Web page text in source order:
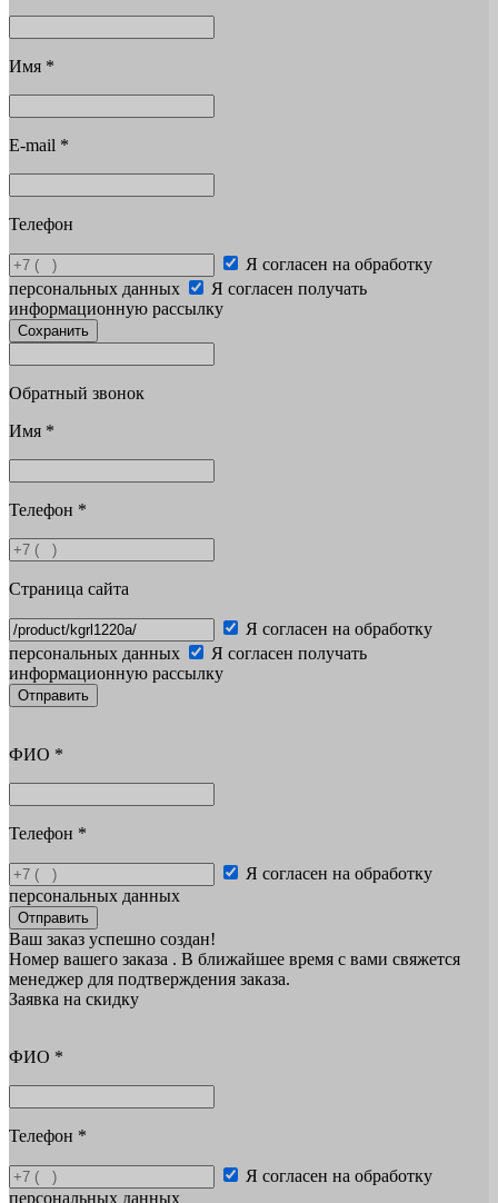
Имя *
E-mail *
Телефон
Я согласен на обработку
персональных данных
Я согласен получать
информационную рассылку
Сохранить
Обратный звонок
Имя *
Телефон *
Страница сайта
Я согласен на обработку
персональных данных
Я согласен получать
информационную рассылку
Отправить
ФИО *
Телефон *
Я согласен на обработку
персональных данных
Отправить
Ваш заказ успешно создан!
Номер вашего заказа . В ближайшее время с вами свяжется
менеджер для подтверждения заказа.
Заявка на скидку
ФИО *
Телефон *
Я согласен на обработку
персональных данных